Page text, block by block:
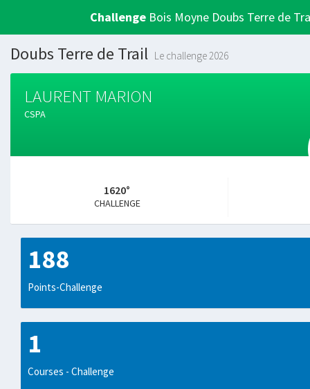
Challenge Bois Moyne Doubs Terre de
Doubs Terre de Trail Le challenge 2026
LAURENT MARION
CSPA
1620°
CHALLENGE
188
Points-Challenge
1
Courses - Challenge